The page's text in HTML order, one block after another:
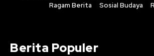
Ragam Berita
Sosial Budaya
Berita Populer